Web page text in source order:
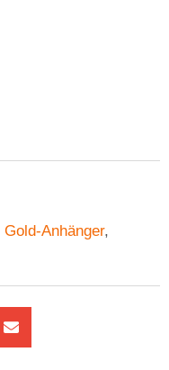
Gold-Anhänger,